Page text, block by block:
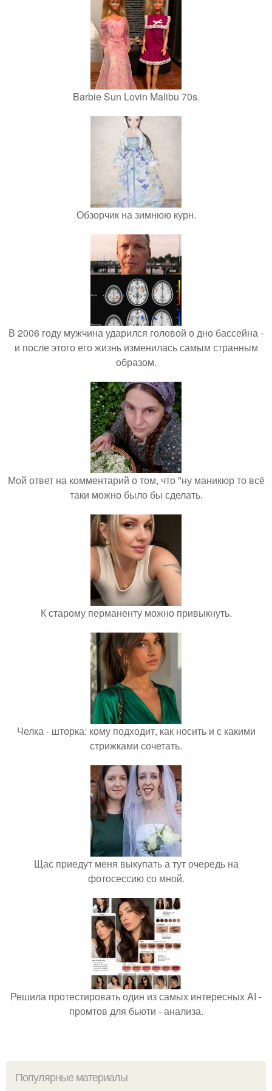
Barbie Sun Lovin Malibu 70s.
Обзорчик на зимнюю курн.
В 2006 году мужчина ударился головой о дно бассейна -
и после этого его жизнь изменилась самым странным
образом.
Мой ответ на комментарий о том, что "ну маникюр то всё
таки можно было бы сделать.
К старому перманенту можно привыкнуть.
Челка - шторка: кому подходит, как носить и с какими
стрижками сочетать.
Щас приедут меня выкупать а тут очередь на
фотосессию со мной.
Решила протестировать один из самых интересных AI -
промтов для бьюти - анализа.
Популярные материалы